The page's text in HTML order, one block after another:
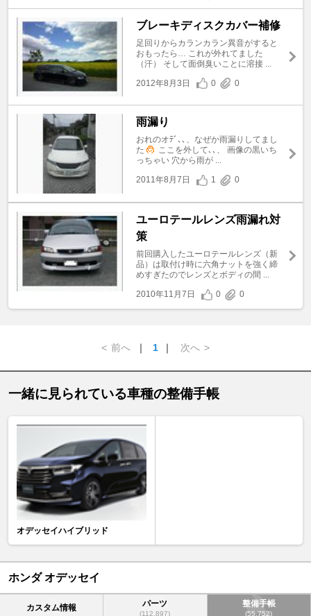
ブレーキディスクカバー補修
足回りからカランカラン異音がすると
おもったら… これが外れてました
（汗） そして面倒臭いことに溶接 ...
2012年8月3日
0 0
雨漏り
おれのオﾃﾞ､､、なぜか雨漏りしてまし
た
ここを外して､､、 画像の黒いち
っちゃい 穴から雨が ...
2011年8月7日
1 0
ユーロテールレンズ雨漏れ対
策
前回購入したユーロテールレンズ（新
品）は取付け時に六角ナットを強く締
めすぎたのでレンズとボディの間 ...
2010年11月7日
0 0
< 前へ ｜ 1 ｜ 次へ >
一緒に見られている車種の整備手帳
オデッセイハイブリッド
ホンダ オデッセイ
カスタム情報 パーツ
(112,897)
整備手帳
(55,752)